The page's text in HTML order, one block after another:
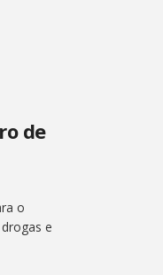
de
o
e